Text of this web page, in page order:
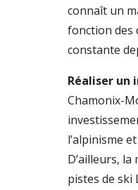
connaît un
fonction des
constante
Réaliser un
Chamonix-
l’alpinisme
D’ailleurs,
pistes de ski